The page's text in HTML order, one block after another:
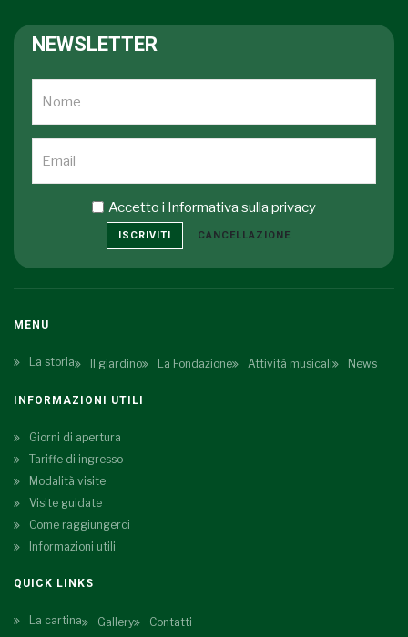
NEWSLETTER
Accetto i Informativa sulla privacy
ISCRIVITI CANCELLAZIONE
MENU
La storia Il giardino La Fondazione Attività musicali News
INFORMAZIONI UTILI
Giorni di apertura
Tariffe di ingresso
Modalità visite
Visite guidate
Come raggiungerci
Informazioni utili
QUICK LINKS
La cartina Gallery Contatti